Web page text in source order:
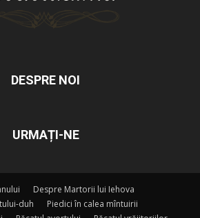
DESPRE NOI
URMAȚI-NE
Despre Martorii lui Iehova
duh
Piedici în calea mîntuirii